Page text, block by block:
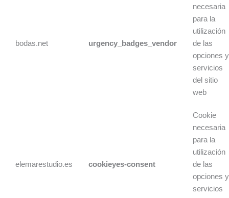
bodas.net urgency_badges_vendor
necesaria
para la
utilización
de las
opciones y
servicios
del sitio
web
elemarestudio.es cookieyes-consent
Cookie
necesaria
para la
utilización
de las
opciones y
servicios